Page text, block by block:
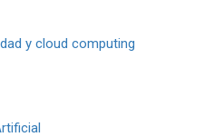
y cloud computing